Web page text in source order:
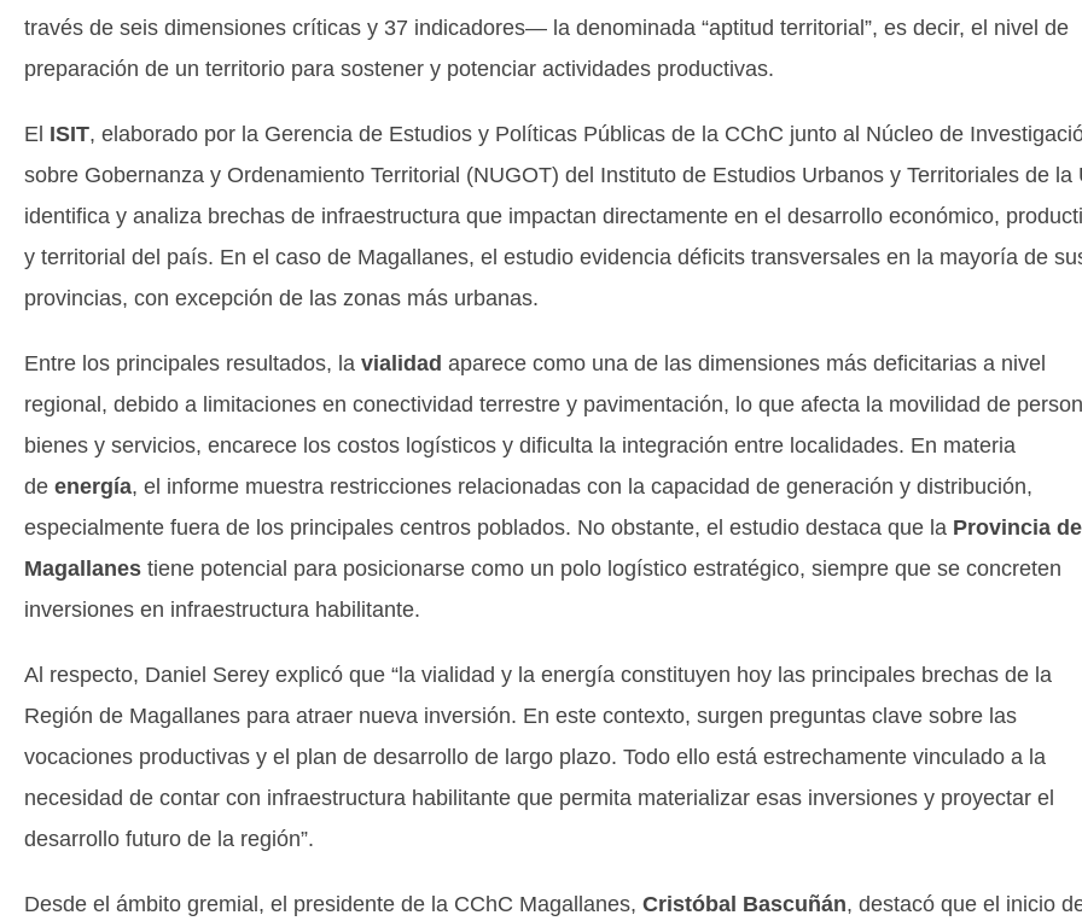
través de seis dimensiones críticas y 37 indicadores— la denominada “aptitud territorial”, es decir, el nivel de
preparación de un territorio para sostener y potenciar actividades productivas.
El ISIT, elaborado por la Gerencia de Estudios y Políticas Públicas de la CChC junto al Núcleo de
sobre Gobernanza y Ordenamiento Territorial (NUGOT) del Instituto de Estudios Urbanos y Territoriales de la
identifica y analiza brechas de infraestructura que impactan directamente en el desarrollo económico,
y territorial del país. En el caso de Magallanes, el estudio evidencia déficits transversales en la mayoría de
provincias, con excepción de las zonas más urbanas.
Entre los principales resultados, la vialidad aparece como una de las dimensiones más deficitarias a nivel
regional, debido a limitaciones en conectividad terrestre y pavimentación, lo que afecta la movilidad de
bienes y servicios, encarece los costos logísticos y dificulta la integración entre localidades. En materia
de energía, el informe muestra restricciones relacionadas con la capacidad de generación y distribución,
especialmente fuera de los principales centros poblados. No obstante, el estudio destaca que la Provincia de
Magallanes tiene potencial para posicionarse como un polo logístico estratégico, siempre que se concreten
inversiones en infraestructura habilitante.
Al respecto, Daniel Serey explicó que “la vialidad y la energía constituyen hoy las principales brechas de la
Región de Magallanes para atraer nueva inversión. En este contexto, surgen preguntas clave sobre las
vocaciones productivas y el plan de desarrollo de largo plazo. Todo ello está estrechamente vinculado a la
necesidad de contar con infraestructura habilitante que permita materializar esas inversiones y proyectar el
desarrollo futuro de la región”.
Desde el ámbito gremial, el presidente de la CChC Magallanes, Cristóbal Bascuñán, destacó que el inicio